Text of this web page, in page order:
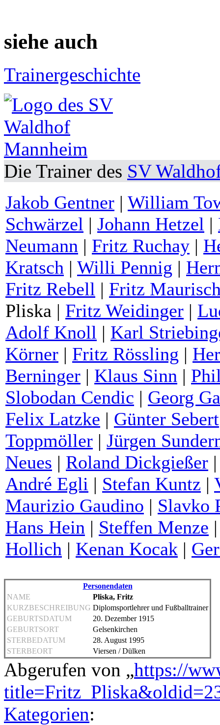
siehe auch
Trainergeschichte
Die Trainer des SV
Jakob Gentner | William
Schwärzel | Johann Hetzel |
Neumann | Fritz Ruchay |
Kratsch | Willi Pennig |
Fritz Rebell | Fritz
Pliska | Fritz Weidinger |
Adolf Knoll | Karl
Körner | Fritz Rössling |
Berninger | Klaus Sinn |
Slobodan Cendic | Georg
Felix Latzke | Günter Sebert
Toppmöller | Jürgen
Neues | Roland Dickgießer
André Egli | Stefan Kuntz |
Maurizio Gaudino | Slavko
Hans Hein | Steffen Menze
Hollich | Kenan Kocak |
Personendaten
NAME
Pliska, Fritz
KURZBESCHREIBUNG Diplomsportlehrer und Fußballtrainer
GEBURTSDATUM
20. Dezember 1915
GEBURTSORT
Gelsenkirchen
STERBEDATUM
28. August 1995
STERBEORT
Viersen / Dülken
Abgerufen von „https://
Kategorien: